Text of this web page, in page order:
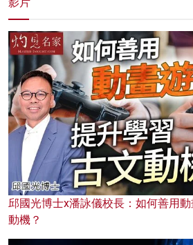
邱國光博士x潘詠儀校長：如何善用
動機？